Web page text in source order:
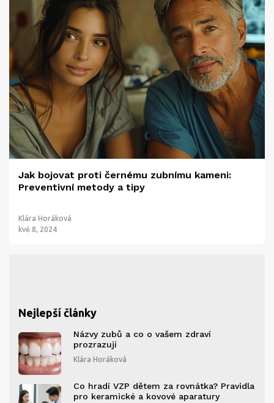
Jak bojovat proti černému zubnímu kameni:
Preventivní metody a tipy
Klára Horáková
kvě 8, 2024
Nejlepší články
Názvy zubů a co o vašem zdraví
prozrazují
Klára Horáková
Co hradí VZP dětem za rovnátka? Pravidla
pro keramické a kovové aparatury